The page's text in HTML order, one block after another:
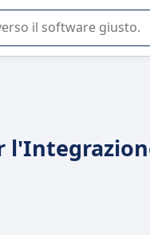
software SaaS per la